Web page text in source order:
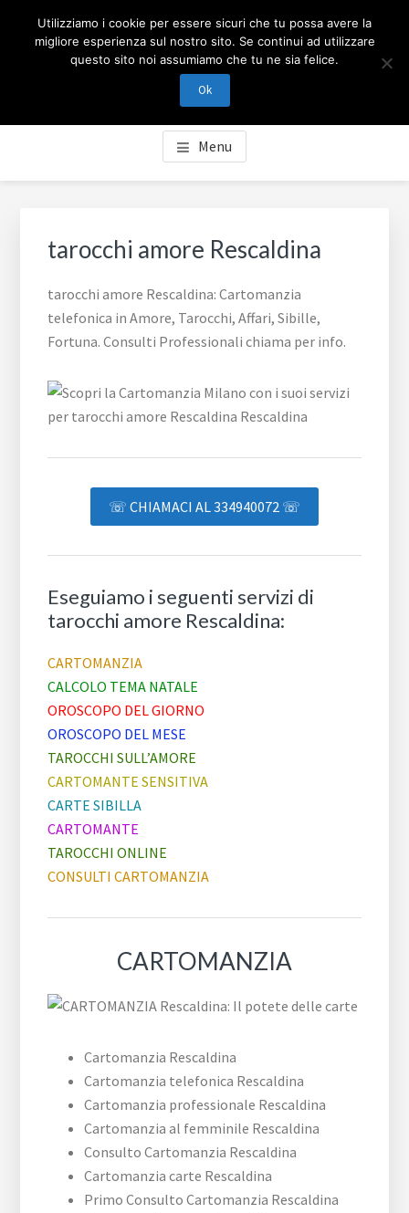
CARTOMANZIA MILANO
Cartomanzia Milano, cartomanzia telefonica in Amore,
Tarocchi, Affari, Sibille, Fortuna. Consulti Professionali
chiama per info.
Menu
tarocchi amore Rescaldina
tarocchi amore Rescaldina: Cartomanzia
telefonica in Amore, Tarocchi, Affari, Sibille,
Fortuna. Consulti Professionali chiama per info.
☏ CHIAMACI AL 334940072 ☏
Eseguiamo i seguenti servizi di
tarocchi amore Rescaldina:
CARTOMANZIA
CALCOLO TEMA NATALE
OROSCOPO DEL GIORNO
OROSCOPO DEL MESE
TAROCCHI SULL’AMORE
CARTOMANTE SENSITIVA
CARTE SIBILLA
CARTOMANTE
TAROCCHI ONLINE
CONSULTI CARTOMANZIA
CARTOMANZIA
Cartomanzia Rescaldina
Cartomanzia telefonica Rescaldina
Cartomanzia professionale Rescaldina
Cartomanzia al femminile Rescaldina
Consulto Cartomanzia Rescaldina
Cartomanzia carte Rescaldina
Primo Consulto Cartomanzia Rescaldina
Utilizziamo i cookie per essere sicuri che tu possa avere la
migliore esperienza sul nostro sito. Se continui ad utilizzare
questo sito noi assumiamo che tu ne sia felice.
Ok